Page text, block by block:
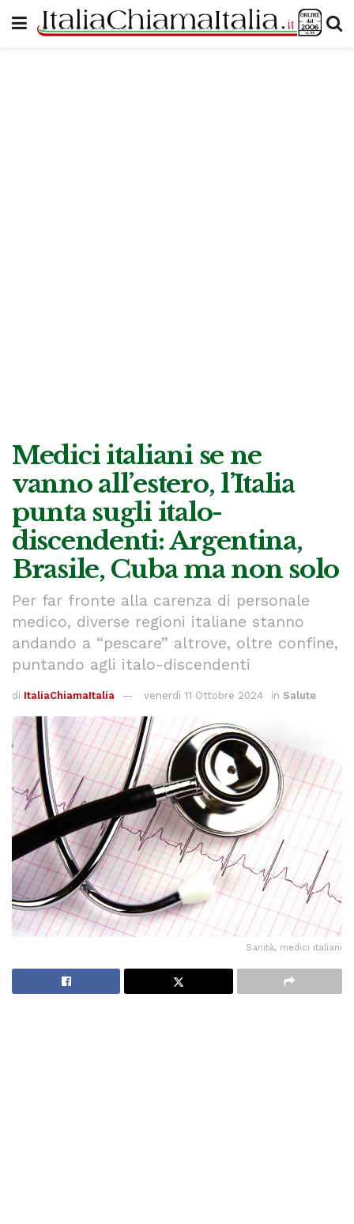
Medici italiani se ne
vanno all’estero, l’Italia
punta sugli italo-
discendenti: Argentina,
Brasile, Cuba ma non solo
Per far fronte alla carenza di personale
medico, diverse regioni italiane stanno
andando a “pescare” altrove, oltre confine,
puntando agli italo-discendenti
di ItaliaChiamaItalia venerdì 11 Ottobre 2024 in Salute
Sanità, medici italiani